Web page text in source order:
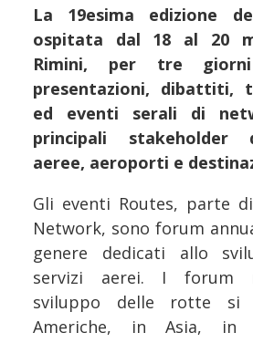
La 19esima edizione
ospitata dal 18 al 20
Rimini, per tre
presentazioni, dibattiti,
ed eventi serali di
principali stakeholder
aeree, aeroporti e
Gli eventi Routes, parte
Network, sono forum
genere dedicati allo
servizi aerei. I forum
sviluppo delle rotte si
Americhe, in Asia,